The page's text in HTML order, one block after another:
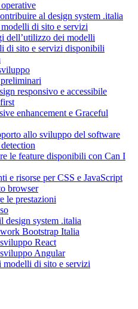
al design system .italia
di sito e servizi
dell’utilizzo dei modelli
di sito e servizi disponibili
responsivo e accessibile
enhancement e Graceful
allo sviluppo del software
le feature disponibili con Can I
e risorse per CSS e JavaScript
browser
le prestazioni
design system .italia
Bootstrap Italia
React
Angular
di sito e servizi